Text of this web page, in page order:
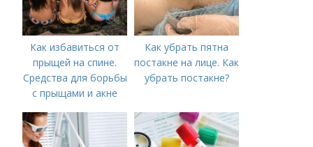
Как избавиться от
прыщей на спине.
Средства для борьбы
с прыщами и акне
Как убрать пятна
постакне на лице. Как
убрать постакне?